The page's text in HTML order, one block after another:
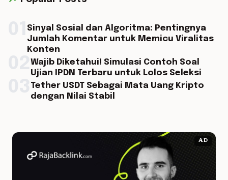
Sinyal Sosial dan Algoritma: Pentingnya
Jumlah Komentar untuk Memicu Viralitas
Konten
Wajib Diketahui! Simulasi Contoh Soal
Ujian IPDN Terbaru untuk Lolos Seleksi
Tether USDT Sebagai Mata Uang Kripto
dengan Nilai Stabil
AD